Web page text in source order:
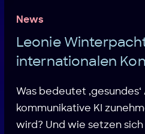
News
Leonie
internationalen
Was bedeutet
kommunikative KI
wird? Und wie setzen